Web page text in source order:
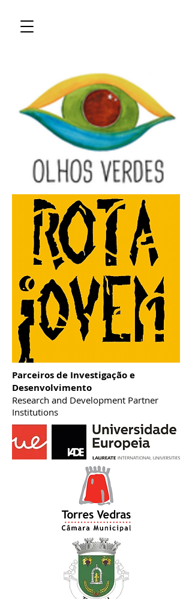
Parceiros de Investigação e
Desenvolvimento
Research and Development Partner
Institutions